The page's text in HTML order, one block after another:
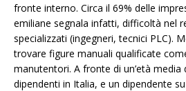
fronte interno. Circa il 69% delle
emiliane segnala infatti, difficoltà nel
specializzati (ingegneri, tecnici PLC).
trovare figure manuali qualificate
manutentori. A fronte di un’età media
dipendenti in Italia, e un dipendente